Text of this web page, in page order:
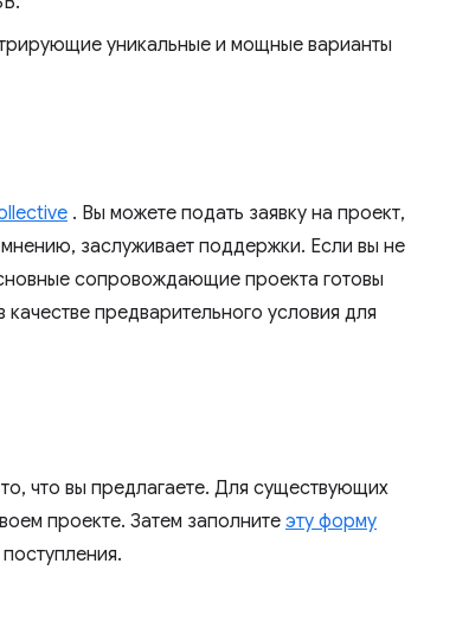
уникальные и мощные варианты
. Вы можете подать заявку на проект,
заслуживает поддержки. Если вы не
сопровождающие проекта готовы
предварительного условия для
что вы предлагаете. Для существующих
проекте. Затем заполните эту форму